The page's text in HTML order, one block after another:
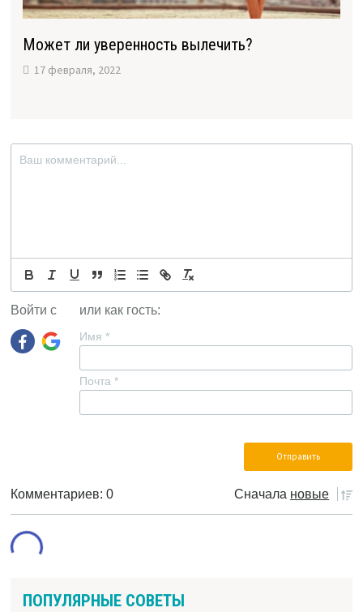
Может ли уверенность вылечить?
17 февраля, 2022
Войти с или как гость:
Имя *
Почта *
Комментариев: 0 Сначала новые
ПОПУЛЯРНЫЕ СОВЕТЫ